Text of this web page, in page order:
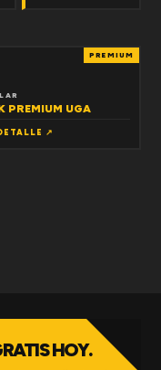
PREMIUM
PREMIUM UGA
↗
HOY.